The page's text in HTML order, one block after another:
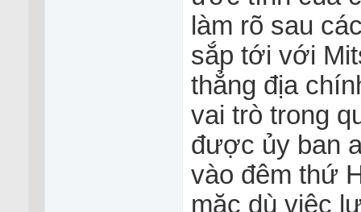
làm rõ sau
sắp tới với
thẳng địa
vai trò trong
được ủy ban
vào đêm thứ
mặc dù việc